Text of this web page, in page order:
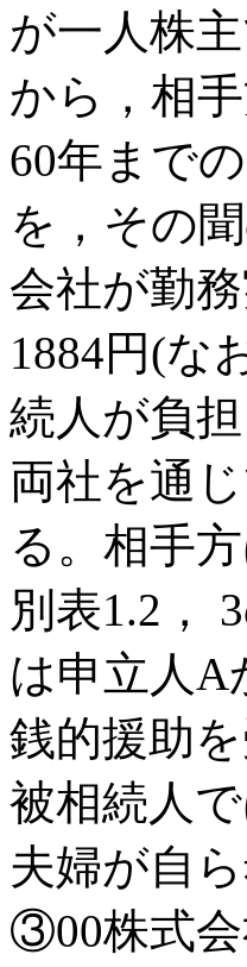
が一人株
から，相
60年まで
を，その
会社が勤
1884円(な
続人が負
両社を通
る。相手
別表1.2，
は申立人A
銭的援助
被相続人
夫婦が自
③00株式